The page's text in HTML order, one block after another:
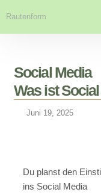
Social Media
Was ist
Juni 19, 2025
Du planst den
ins Social Media